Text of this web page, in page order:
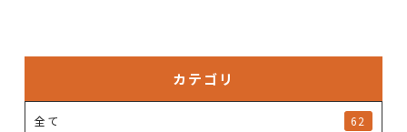
カテゴリ
全て 62